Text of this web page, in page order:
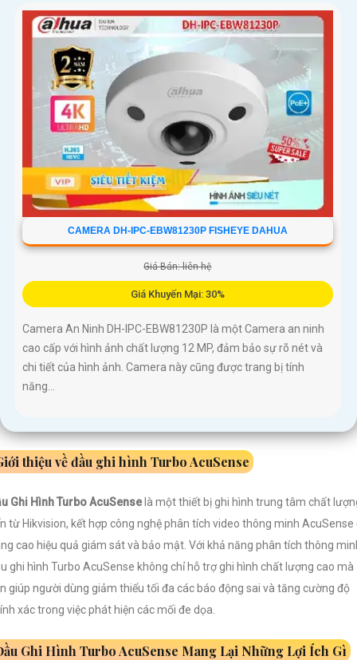
CAMERA DH-IPC-EBW81230P FISHEYE DAHUA
Giá Bán: liên hệ
Giá Khuyến Mại: 30%
Camera An Ninh DH-IPC-EBW81230P là một Camera an ninh
cao cấp với hình ảnh chất lượng 12 MP, đảm bảo sự rõ nét và
chi tiết của hình ảnh. Camera này cũng được trang bị tính
năng...
thiệu về đầu ghi hình Turbo AcuSense
Ghi Hình Turbo AcuSenselà một thiết bị ghi hình trung tâm chất
từ Hikvision, kết hợp công nghệ phân tích video thông minh AcuSense
cao hiệu quả giám sát và bảo mật. Với khả năng phân tích thông
ghi hình Turbo AcuSense không chỉ hỗ trợ ghi hình chất lượng cao mà
giúp người dùng giảm thiểu tối đa các báo động sai và tăng cường độ
xác trong việc phát hiện các mối đe dọa.
Ghi Hình Turbo AcuSense Mang Lại Những Lợi Ích Gì